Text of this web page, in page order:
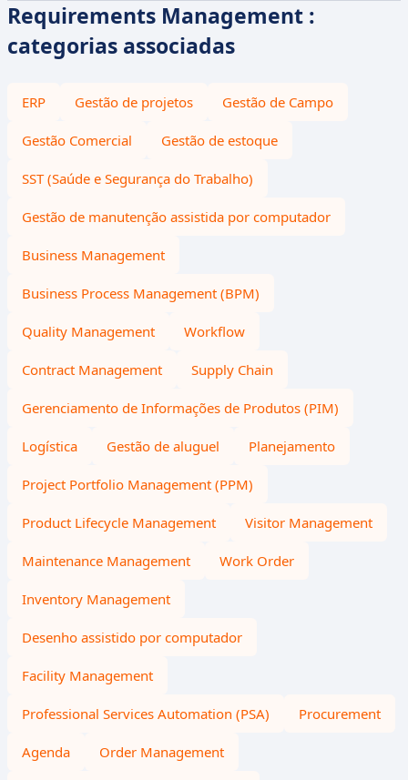
Requirements Management :
categorias associadas
ERP Gestão de projetos Gestão de Campo
Gestão Comercial Gestão de estoque
SST (Saúde e Segurança do Trabalho)
Gestão de manutenção assistida por computador
Business Management
Business Process Management (BPM)
Quality Management Workflow
Contract Management Supply Chain
Gerenciamento de Informações de Produtos (PIM)
Logística Gestão de aluguel Planejamento
Project Portfolio Management (PPM)
Product Lifecycle Management Visitor Management
Maintenance Management Work Order
Inventory Management
Desenho assistido por computador
Facility Management
Professional Services Automation (PSA) Procurement
Agenda Order Management